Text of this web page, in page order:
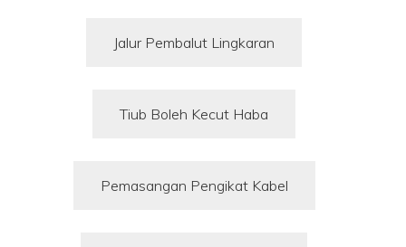
Jalur Pembalut Lingkaran
Tiub Boleh Kecut Haba
Pemasangan Pengikat Kabel